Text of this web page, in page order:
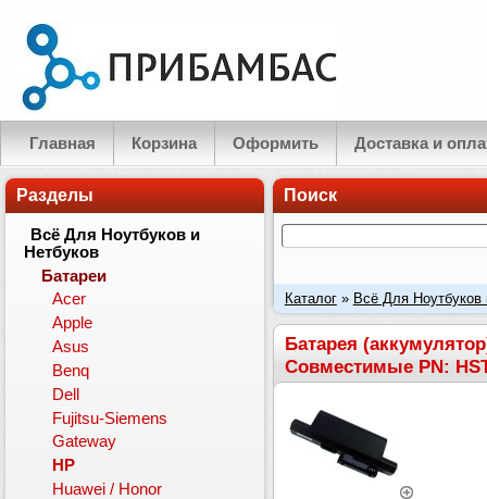
Главная Корзина Оформить Доставка и
Поиск
Каталог» Всё Для Ноутбуков
14.8V 4400mAh.
Батарея
Совместимые PN:
Разделы
Всё Для Ноутбуков и
Нетбуков
Батареи
Acer
Apple
Asus
Benq
Dell
Fujitsu-Siemens
Gateway
HP
Huawei / Honor